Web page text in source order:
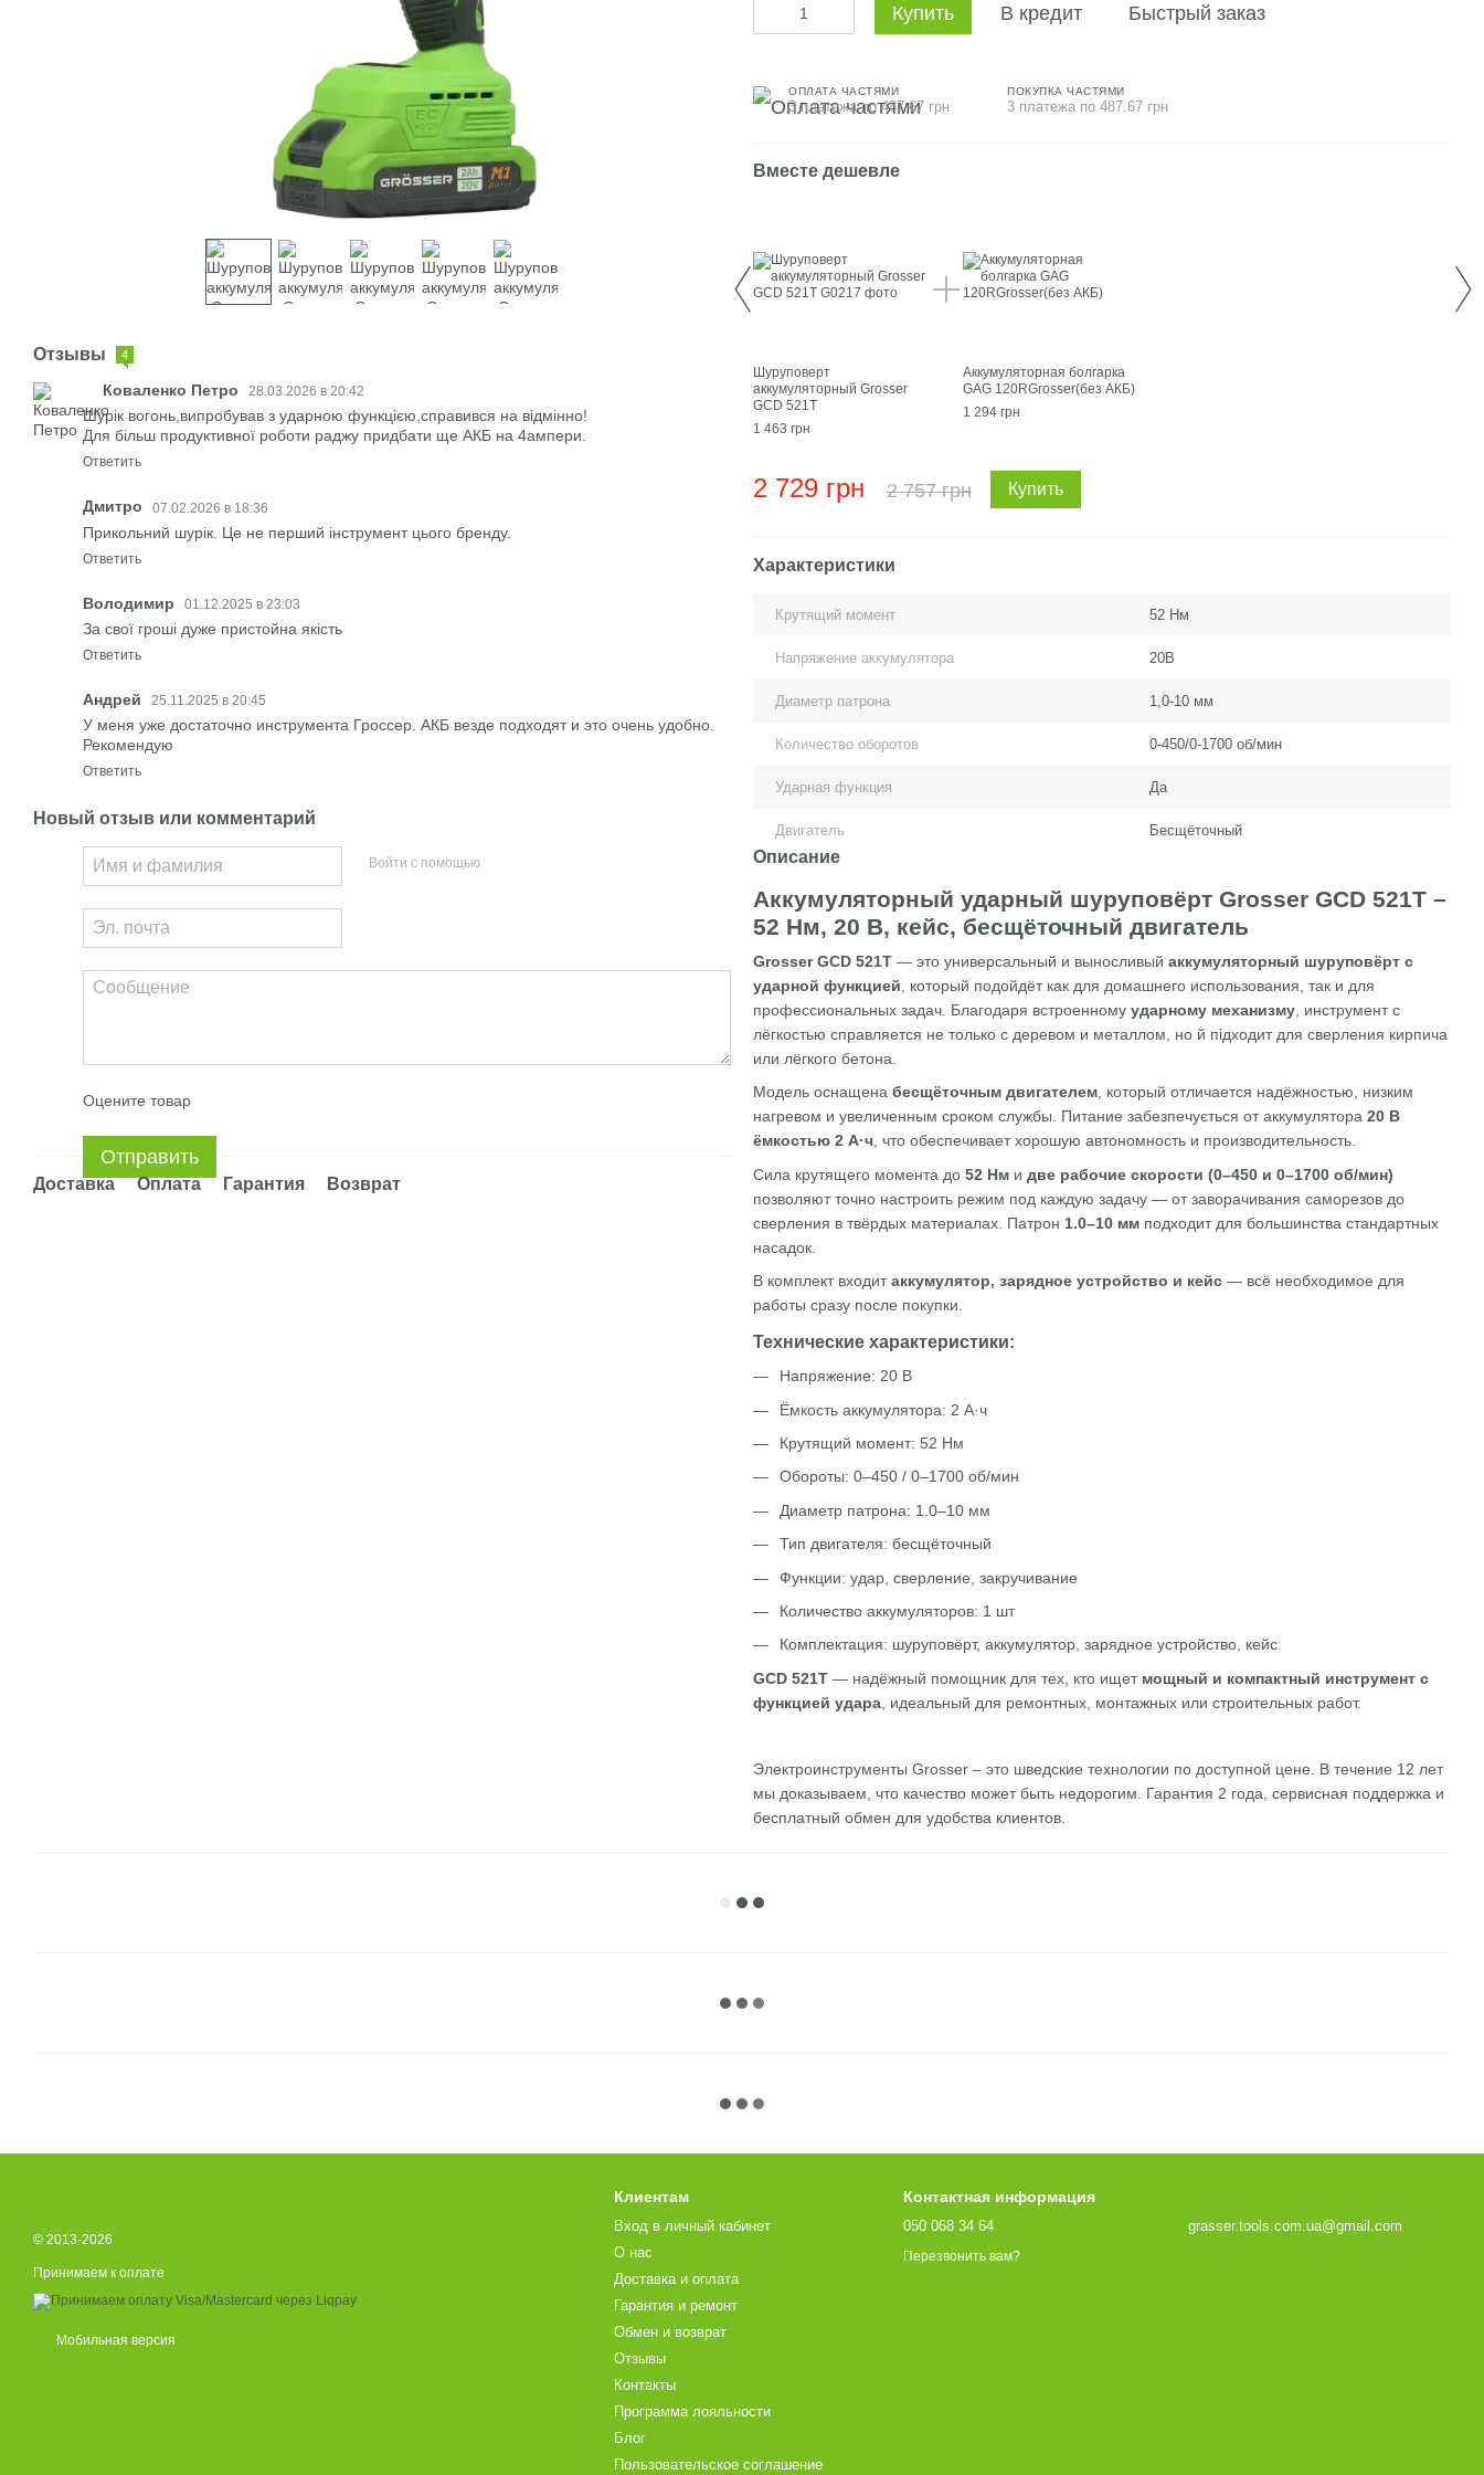
Отзывы 4
Коваленко Петро 28.03.2026 в 20:42
Шурік вогонь,випробував з ударною функцією,справився на відмінно!
Для більш продуктивної роботи раджу придбати ще АКБ на 4ампери.
Ответить
Дмитро 07.02.2026 в 18:36
Прикольний шурік. Це не перший інструмент цього бренду.
Ответить
Володимир 01.12.2025 в 23:03
За свої гроші дуже пристойна якість
Ответить
Андрей 25.11.2025 в 20:45
У меня уже достаточно инструмента Гроссер. АКБ везде подходят и это очень удобно.
Рекомендую
Ответить
Новый отзыв или комментарий
Войти с помощью
Оцените товар
Отправить
Доставка Оплата Гарантия Возврат
Купить В кредит Быстрый заказ
ОПЛАТА ЧАСТЯМИ
3 платежа по 487.67 грн
ПОКУПКА ЧАСТЯМИ
3 платежа по 487.67 грн
Вместе дешевле
Шуруповерт
аккумуляторный Grosser
GCD 521T
1 463 грн
Аккумуляторная болгарка
GAG 120RGrosser(без АКБ)
1 294 грн
2 729 грн 2 757 грн Купить
Характеристики
Крутящий момент 52 Нм
Напряжение аккумулятора 20В
Диаметр патрона 1,0-10 мм
Количество оборотов 0-450/0-1700 об/мин
Ударная функция Да
Двигатель Бесщёточный
Описание
Аккумуляторный ударный шуруповёрт Grosser GCD 521T –
52 Нм, 20 В, кейс, бесщёточный двигатель
Grosser GCD 521T — это универсальный и выносливый аккумуляторный шуруповёрт с
ударной функцией , который подойдёт как для домашнего использования, так и для
профессиональных задач. Благодаря встроенному ударному механизму , инструмент с
лёгкостью справляется не только с деревом и металлом, но й підходит для сверления кирпича
или лёгкого бетона.
Модель оснащена бесщёточным двигателем, который отличается надёжностью, низким
нагревом и увеличенным сроком службы. Питание забезпечується от аккумулятора 20 В
ёмкостью 2 А·ч, что обеспечивает хорошую автономность и производительность.
Сила крутящего момента до 52 Нм и две рабочие скорости (0–450 и 0–1700 об/мин)
позволяют точно настроить режим под каждую задачу — от заворачивания саморезов до
сверления в твёрдых материалах. Патрон 1.0–10 мм подходит для большинства стандартных
насадок.
В комплект входитаккумулятор, зарядное устройство и кейс — всё необходимое для
работы сразу после покупки.
Технические характеристики:
Напряжение: 20 В
Ёмкость аккумулятора: 2 А·ч
Крутящий момент: 52 Нм
Обороты: 0–450 / 0–1700 об/мин
Диаметр патрона: 1.0–10 мм
Тип двигателя: бесщёточный
Функции: удар, сверление, закручивание
Количество аккумуляторов: 1 шт
Комплектация: шуруповёрт, аккумулятор, зарядное устройство, кейс
GCD 521T — надёжный помощник для тех, кто ищет мощный и компактный инструмент с
функцией удара , идеальный для ремонтных, монтажных или строительных работ.
Электроинструменты Grosser – это шведские технологии по доступной цене. В течение 12 лет
мы доказываем, что качество может быть недорогим. Гарантия 2 года, сервисная поддержка и
бесплатный обмен для удобства клиентов.
© 2013-2026
Принимаем к оплате
Мобильная версия
Клиентам
Вход в личный кабинет
О нас
Доставка и оплата
Гарантия и ремонт
Обмен и возврат
Отзывы
Контакты
Программа лояльности
Блог
Пользовательское соглашение
Контактная информация
050 068 34 64
Перезвонить вам?
grasser.tools.com.ua@gmail.com